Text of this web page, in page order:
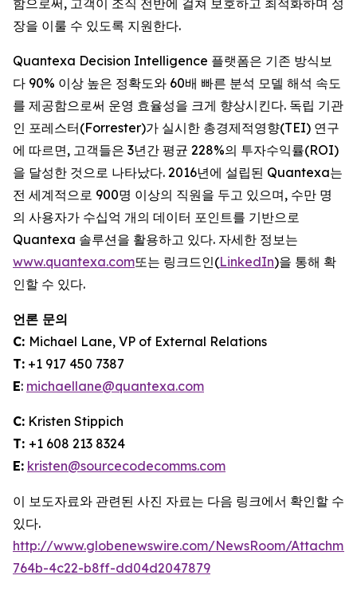
함으로써, 고객이 조직 전반에 걸쳐 보호하고 최적화하며 성
장을 이룰 수 있도록 지원한다.
Quantexa Decision Intelligence 플랫폼은 기존 방식보
다 90% 이상 높은 정확도와 60배 빠른 분석 모델 해석 속도
를 제공함으로써 운영 효율성을 크게 향상시킨다. 독립 기관
인 포레스터(Forrester)가 실시한 총경제적영향(TEI) 연구
에 따르면, 고객들은 3년간 평균 228%의 투자수익률(ROI)
을 달성한 것으로 나타났다. 2016년에 설립된 Quantexa는
전 세계적으로 900명 이상의 직원을 두고 있으며, 수만 명
의 사용자가 수십억 개의 데이터 포인트를 기반으로
Quantexa 솔루션을 활용하고 있다. 자세한 정보는
www.quantexa.com또는 링크드인(LinkedIn)을 통해 확
인할 수 있다.
언론 문의
C: Michael Lane, VP of External Relations
T: +1 917 450 7387
E: michaellane@quantexa.com
C: Kristen Stippich
T: +1 608 213 8324
E: kristen@sourcecodecomms.com
이 보도자료와 관련된 사진 자료는 다음 링크에서 확인할 수
있다.
http://www.globenewswire.com/NewsRoom/
764b-4c22-b8ff-dd04d2047879